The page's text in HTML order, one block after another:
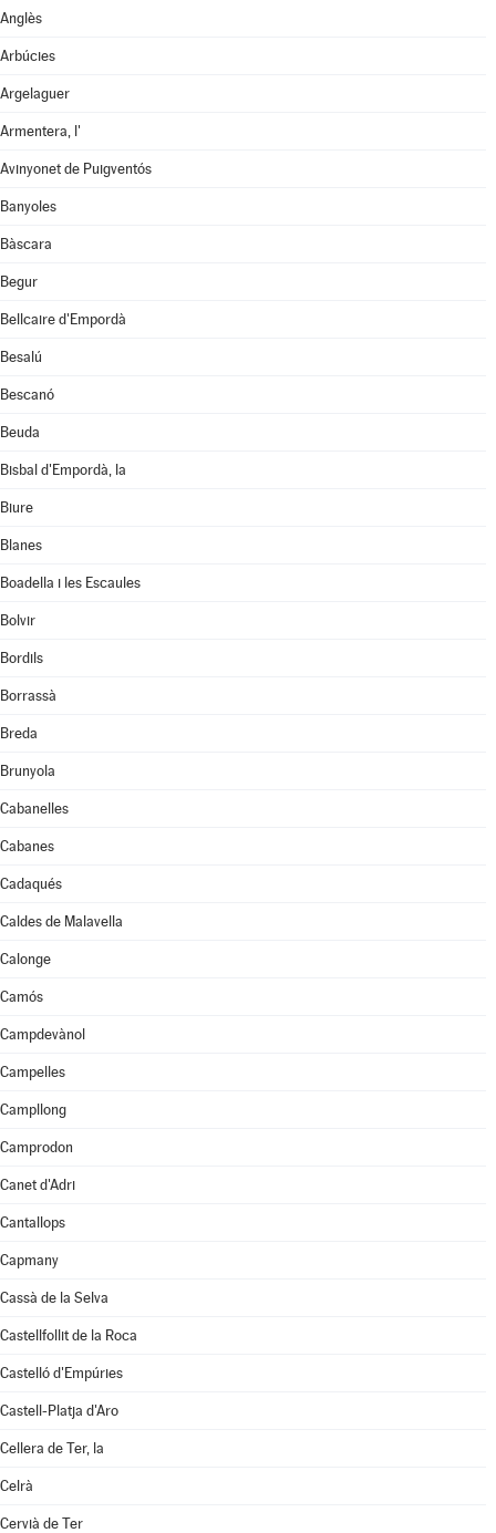
Anglès
Arbúcies
Argelaguer
Armentera, l'
Avinyonet de Puigventós
Banyoles
Bàscara
Begur
Bellcaire d'Empordà
Besalú
Bescanó
Beuda
Bisbal d'Empordà, la
Biure
Blanes
Boadella i les Escaules
Bolvir
Bordils
Borrassà
Breda
Brunyola
Cabanelles
Cabanes
Cadaqués
Caldes de Malavella
Calonge
Camós
Campdevànol
Campelles
Campllong
Camprodon
Canet d'Adri
Cantallops
Capmany
Cassà de la Selva
Castellfollit de la Roca
Castelló d'Empúries
Castell-Platja d'Aro
Cellera de Ter, la
Celrà
Cervià de Ter